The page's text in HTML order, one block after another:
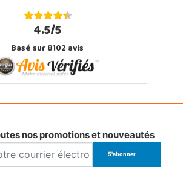
4.5/5
Basé sur 8102 avis
nos promotions et nouveautés